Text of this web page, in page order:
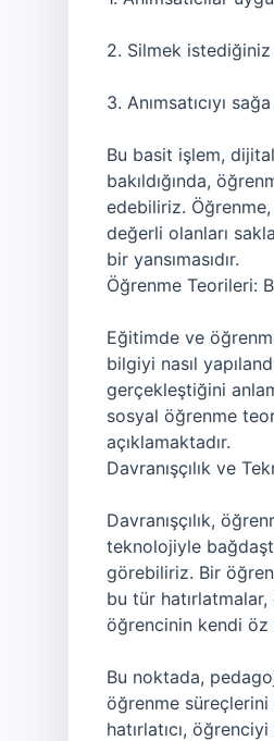
2. Silmek istediğiniz
3. Anımsatıcıyı
Bu basit işlem,
bakıldığında,
edebiliriz.
değerli olanları
bir yansımasıdır.
Öğrenme Teorileri:
Eğitimde ve
bilgiyi nasıl
gerçekleştiğini
sosyal öğrenme
açıklamaktadır.
Davranışçılık ve
Davranışçılık,
teknolojiyle
görebiliriz. Bir
bu tür hatırlatmalar,
öğrencinin kendi öz
Bu noktada,
öğrenme süreçlerini
hatırlatıcı,